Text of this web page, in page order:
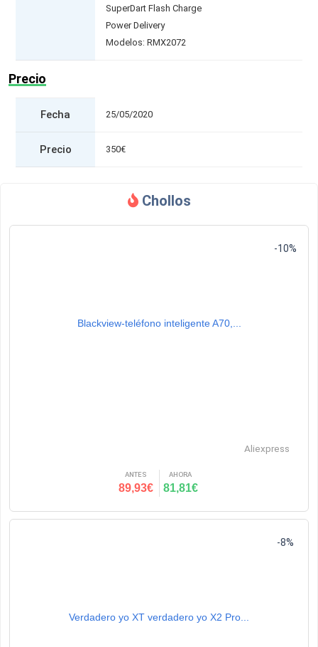
SuperDart Flash Charge
Power Delivery
Modelos: RMX2072
Precio
Fecha 25/05/2020
Precio 350€
Chollos
Blackview-teléfono inteligente A70,...
Aliexpress
ANTES
89,93€
AHORA
81,81€
-10%
Verdadero yo XT verdadero yo X2 Pro...
-8%